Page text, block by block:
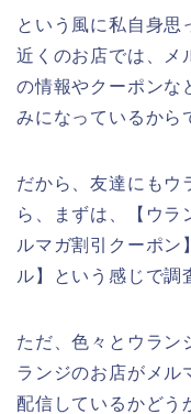
という風に私自身思
近くのお店では、メ
の情報やクーポンな
みになっているから
だから、友達にもウ
ら、まずは、【ウラ
ルマガ割引クーポン
ル】という感じで調
ただ、色々とウラン
ランジのお店がメル
配信しているかどう